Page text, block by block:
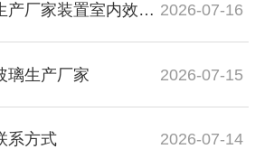
艺术玻璃加工生产厂家装置室内效果图 2026-07-16
璃生产厂家 2026-07-15
系方式 2026-07-14